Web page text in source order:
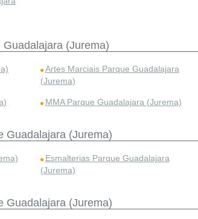
(Jurema)
Artes Marciais Parque Guadalajara
(Jurema)
MMA Parque Guadalajara (Jurema)
Guadalajara (Jurema)
Esmalterias Parque Guadalajara
(Jurema)
Guadalajara (Jurema)